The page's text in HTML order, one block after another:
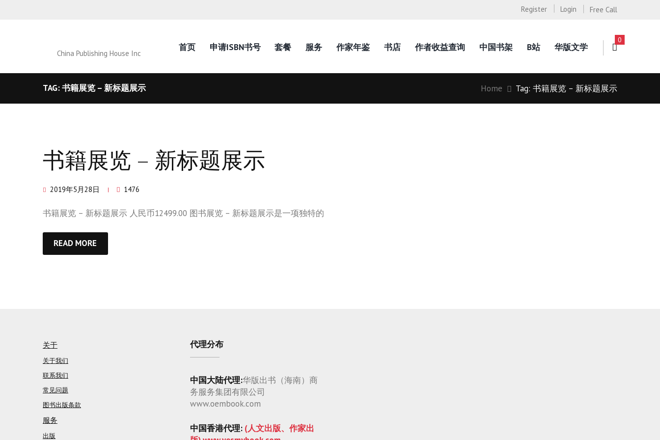
Free Call
Register Login
China Publishing House Inc
首页 申请ISBN书号 套餐 服务 作家年鉴 书店 作者收益查询 中国书架 B站 华版文学
0
TAG: 书籍展览 – 新标题展示 Home Tag: 书籍展览 – 新标题展示
书籍展览 – 新标题展示
2019年5月28日 1476
书籍展览 – 新标题展示 人民币12499.00 图书展览 – 新标题展示是一项独特的
READ MORE
关于
关于我们
联系我们
常见问题
图书出版条款
服务
出版
代理分布
中国大陆代理:华版出书（海南）商
务服务集团有限公司
www.oembook.com
中国香港代理: (人文出版、作家出